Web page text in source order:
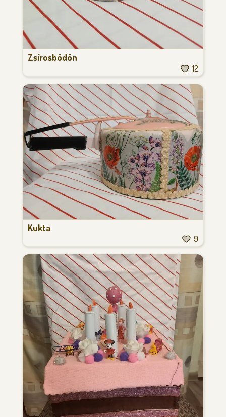
Zsírosbödön
12
Kukta
9